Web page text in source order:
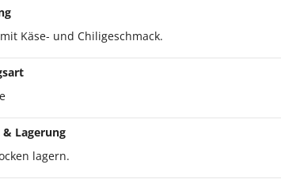
Käse- und Chiligeschmack.
Lagerung
lagern.